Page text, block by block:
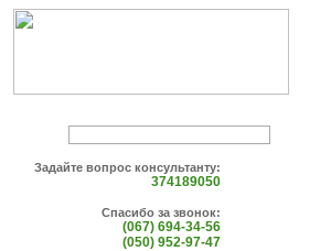
Задайте вопрос консультанту:
374189050
Спасибо за звонок:
(067) 694-34-56
(050) 952-97-47